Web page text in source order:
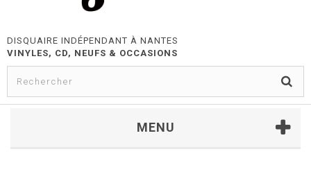
DISQUAIRE INDÉPENDANT À NANTES
VINYLES, CD, NEUFS & OCCASIONS
MENU